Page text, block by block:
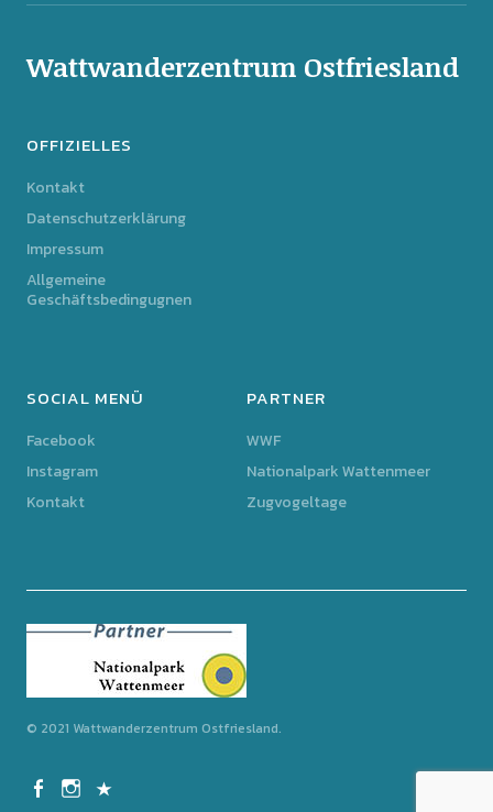
Wattwanderzentrum Ostfriesland
OFFIZIELLES
Kontakt
Datenschutzerklärung
Impressum
Allgemeine
Geschäftsbedingugnen
SOCIAL MENÜ
Facebook
Instagram
Kontakt
PARTNER
WWF
Nationalpark Wattenmeer
Zugvogeltage
© 2021 Wattwanderzentrum Ostfriesland